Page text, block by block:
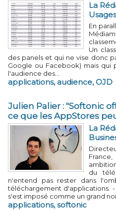
La
Usages
En
Un
des panels et qui ne vise donc
Google ou Facebook) mais qui
l'audience des...
applications, audience, OJD
Julien Palier : "Softonic
ce que les AppStores
La
du
n'entend pas rester dans
téléchargement d'applications.
s'est imposé comme un grand
applications,softonic